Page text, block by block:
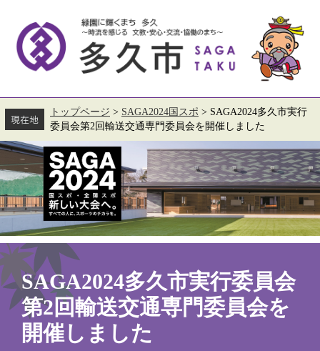
す。
し
て
へ
トップページ > SAGA2024国スポ > SAGA2024多久市実行
委員会第2回輸送交通専門委員会を開催しました
本
文
SAGA2024多久市実行委員会
第2回輸送交通専門委員会を
開催しました